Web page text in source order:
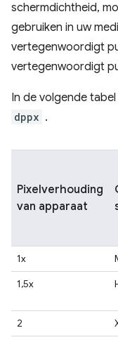
schermdichtheid,
gebruiken in uw
vertegenwoordigt
vertegenwoordigt
In de volgende
dppx .
Pixelverhouding
van apparaat
1x
1,5x
2